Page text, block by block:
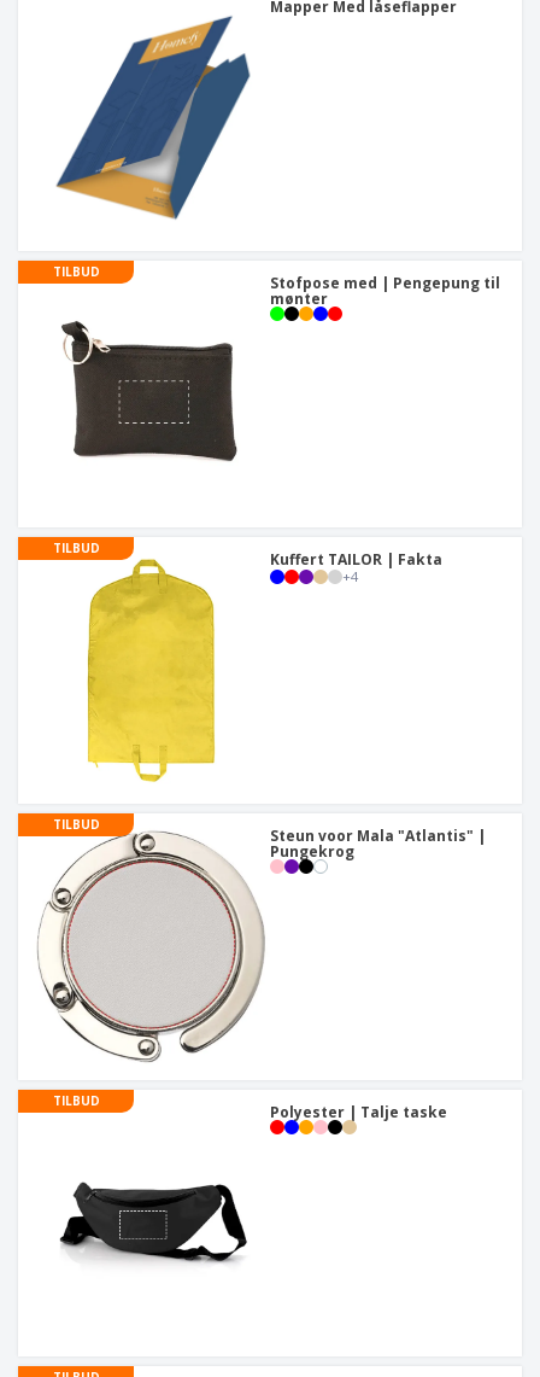
Mapper Med låseflapper
TILBUD
Stofpose med | Pengepung til
mønter
TILBUD
Kuffert TAILOR | Fakta
+4
TILBUD
Steun voor Mala "Atlantis" |
Pungekrog
TILBUD
Polyester | Talje taske